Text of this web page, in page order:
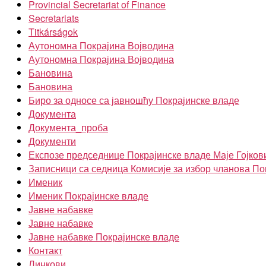
Provincial Secretariat of Finance
Secretariats
Titkárságok
Аутономна Покрајина Војводина
Аутономна Покрајина Војводина
Бановина
Бановина
Биро за односе са јавношћу Покрајинске владе
Документа
Документа_проба
Документи
Експозе председнице Покрајинске владе Маје
Записници са седница Комисије за избор чланова
Именик
Именик Покрајинске владе
Јавне набавке
Јавне набавке
Јавне набавке Покрајинске владе
Контакт